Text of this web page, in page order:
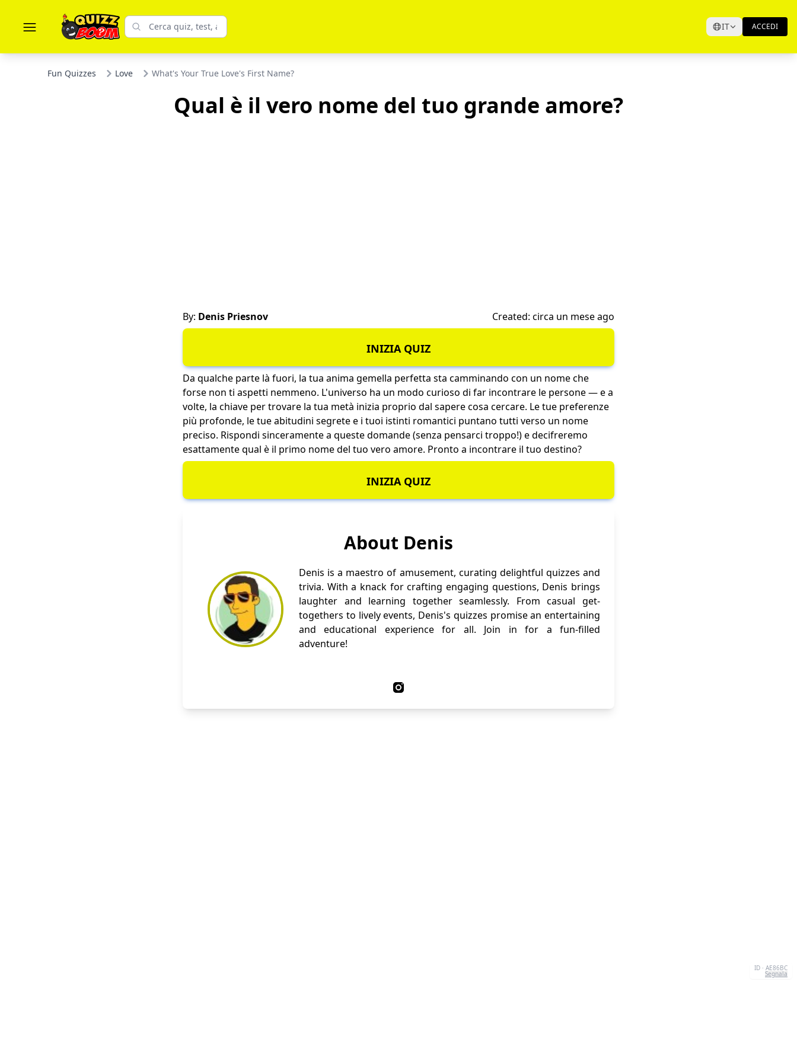
IT ACCEDI
Fun Quizzes Love What's Your True Love's First Name?
Qual è il vero nome del tuo grande amore?
By: Denis Priesnov Created: circa un mese ago
INIZIA QUIZ
Da qualche parte là fuori, la tua anima gemella perfetta sta camminando con un nome che
forse non ti aspetti nemmeno. L'universo ha un modo curioso di far incontrare le persone — e a
volte, la chiave per trovare la tua metà inizia proprio dal sapere cosa cercare. Le tue preferenze
più profonde, le tue abitudini segrete e i tuoi istinti romantici puntano tutti verso un nome
preciso. Rispondi sinceramente a queste domande (senza pensarci troppo!) e decifreremo
esattamente qual è il primo nome del tuo vero amore. Pronto a incontrare il tuo destino?
INIZIA QUIZ
About Denis
Denis is a maestro of amusement, curating delightful quizzes and
trivia. With a knack for crafting engaging questions, Denis brings
laughter and learning together seamlessly. From casual get-
togethers to lively events, Denis's quizzes promise an entertaining
and educational experience for all. Join in for a fun-filled
adventure!
ID · AE86BC
Segnala